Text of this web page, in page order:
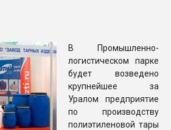
В Промышленно-
логистическом парке
будет возведено
крупнейшее за
Уралом предприятие
по производству
полиэтиленовой тары